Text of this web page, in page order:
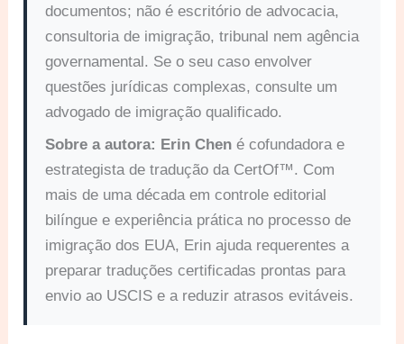
documentos; não é escritório de advocacia,
consultoria de imigração, tribunal nem agência
governamental. Se o seu caso envolver
questões jurídicas complexas, consulte um
advogado de imigração qualificado.
Sobre a autora: Erin Chen é cofundadora e
estrategista de tradução da CertOf™. Com
mais de uma década em controle editorial
bilíngue e experiência prática no processo de
imigração dos EUA, Erin ajuda requerentes a
preparar traduções certificadas prontas para
envio ao USCIS e a reduzir atrasos evitáveis.